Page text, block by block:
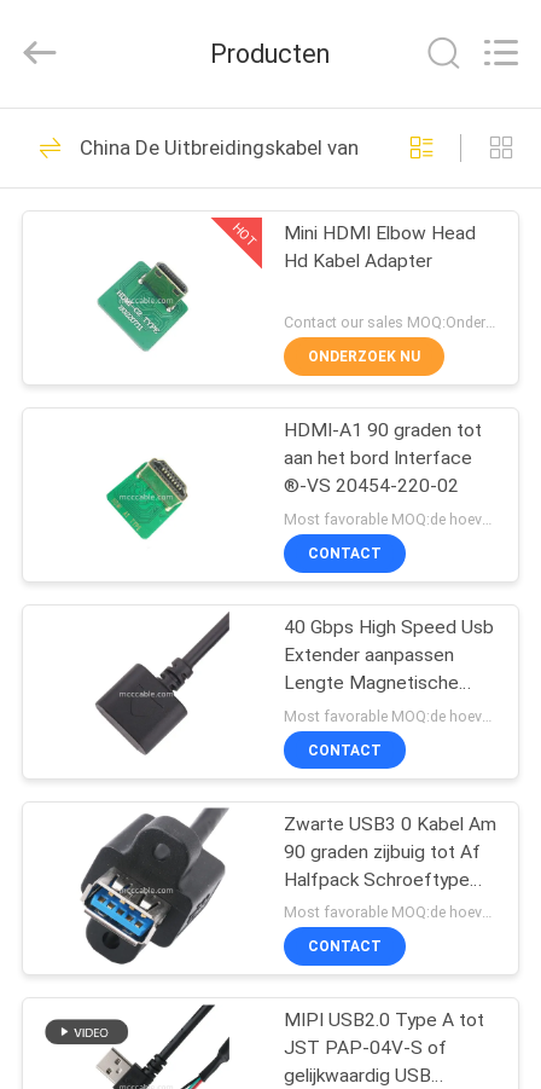
HUIS
PRODUCTEN
VIDEO'S
ONS
FABRIEKSTOUR
KWALITEITSCONTROLE
CONTACT
OP
NIEUWS
GEVALLEN
VRAAG
Technology
Rights
micro- coaxiale
303
INFORMATICAkabel
van LVDS
77
LVDS-
Kabelassemblage
MIPI-kabel
7
Producten
China De Uitbreidingskabel van hoge snelheidsusb
HOT
Mini HDMI Elbow Head
Hd Kabel Adapter
Contact our sales MOQ:Onderhandelbaar
ONDERZOEK NU
HDMI-A1 90 graden tot
aan het bord Interface
®-VS 20454-220-02
CONTACT
40 Gbps High Speed Usb
Extender aanpassen
Lengte Magnetische
connector
CONTACT
Zwarte USB3 0 Kabel Am
90 graden zijbuig tot Af
Halfpack Schroeftype
Gevormd
Buitengebouwen
Most favorable MOQ:de hoeveelheid kan overeen te komen zijn
CONTACT
MIPI USB2.0 Type A tot
JST PAP-04V-S of
gelijkwaardig USB